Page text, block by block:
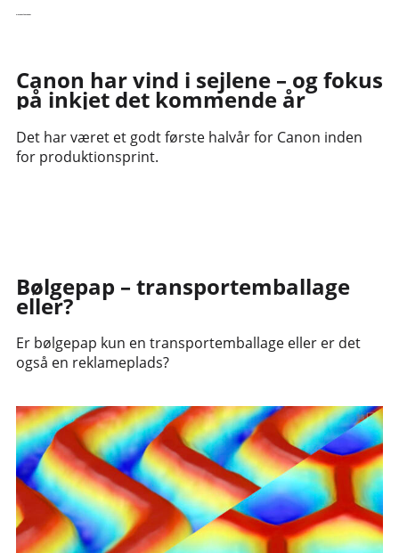
Canon har vind i sejlene – og fokus
på inkjet det kommende år
Det har været et godt første halvår for Canon inden
for produktionsprint.
Bølgepap – transportemballage
eller?
Er bølgepap kun en transportemballage eller er det
også en reklameplads?